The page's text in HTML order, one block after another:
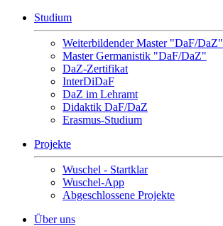
Studium
Weiterbildender Master "DaF/DaZ"
Master Germanistik "DaF/DaZ"
DaZ-Zertifikat
InterDiDaF
DaZ im Lehramt
Didaktik DaF/DaZ
Erasmus-Studium
Projekte
Wuschel - Startklar
Wuschel-App
Abgeschlossene Projekte
Über uns